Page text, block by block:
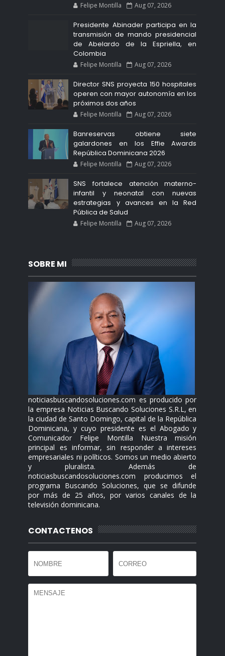
Felipe Montilla Aug 07, 2026
Presidente Abinader participa en la
transmisión de mando presidencial
de Abelardo de la Espriella, en
Colombia
Felipe Montilla Aug 07, 2026
Director SNS proyecta 150 hospitales
operen con mayor autonomía en los
próximos dos años
Felipe Montilla Aug 07, 2026
Banreservas obtiene siete
galardones en los Effie Awards
República Dominicana 2026
Felipe Montilla Aug 07, 2026
SNS fortalece atención materno-
infantil y neonatal con nuevas
estrategias y avances en la Red
Pública de Salud
Felipe Montilla Aug 07, 2026
SOBRE MI
noticiasbuscandosoluciones.com es producido por
la empresa Noticias Buscando Soluciones S.R.L, en
la ciudad de Santo Domingo, capital de la República
Dominicana, y cuyo presidente es el Abogado y
Comunicador Felipe Montilla Nuestra misión
principal es informar, sin responder a intereses
empresariales ni políticos. Somos un medio abierto
y pluralista. Además de
noticiasbuscandosoluciones.com producimos el
programa Buscando Soluciones, que se difunde
por más de 25 años, por varios canales de la
televisión dominicana.
CONTACTENOS